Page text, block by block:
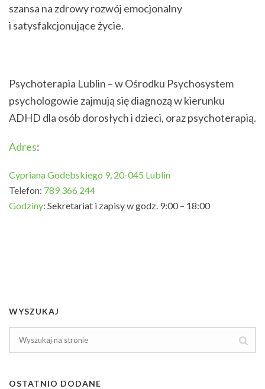
szansa na zdrowy rozwój emocjonalny
i satysfakcjonujące życie.
Psychoterapia Lublin – w Ośrodku Psychosystem
psychologowie zajmują się diagnozą w kierunku
ADHD dla osób dorosłych i dzieci, oraz psychoterapią.
Adres:
Cypriana Godebskiego 9, 20-045 Lublin
Telefon: 789 366 244
Godziny: Sekretariat i zapisy w godz. 9:00 – 18:00
WYSZUKAJ
OSTATNIO DODANE